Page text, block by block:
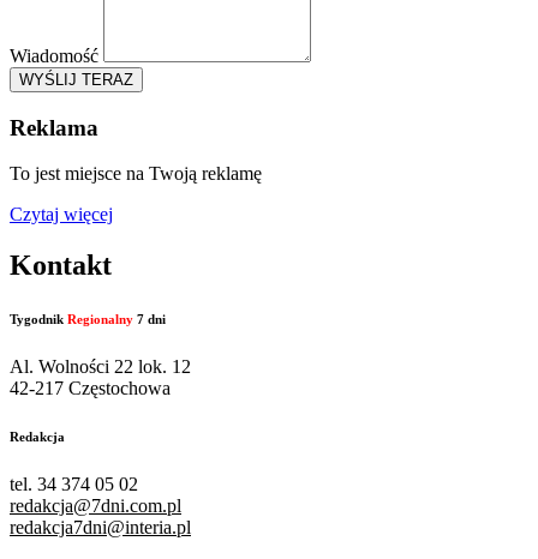
Wiadomość
WYŚLIJ TERAZ
Reklama
To jest miejsce na Twoją reklamę
Czytaj więcej
Kontakt
Tygodnik Regionalny 7 dni
Al. Wolności 22 lok. 12
42-217 Częstochowa
Redakcja
tel. 34 374 05 02
redakcja@7dni.com.pl
redakcja7dni@interia.pl